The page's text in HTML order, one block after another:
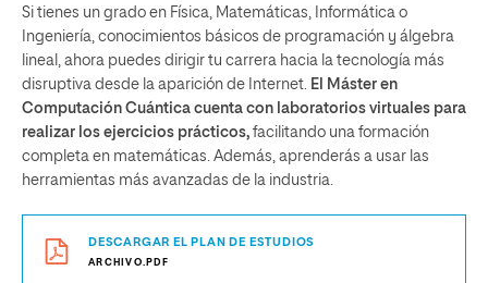
Si tienes un grado en Física, Matemáticas, Informática o
Ingeniería, conocimientos básicos de programación y álgebra
lineal, ahora puedes dirigir tu carrera hacia la tecnología más
disruptiva desde la aparición de Internet. El Máster en
Computación Cuántica cuenta con laboratorios virtuales para
realizar los ejercicios prácticos, facilitando una formación
completa en matemáticas. Además, aprenderás a usar las
herramientas más avanzadas de la industria.
DESCARGAR EL PLAN DE ESTUDIOS
ARCHIVO.PDF